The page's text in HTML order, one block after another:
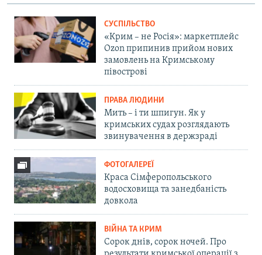
СУСПІЛЬСТВО
«Крим – не Росія»: маркетплейс
Ozon припинив прийом нових
замовлень на Кримському
півострові
ПРАВА ЛЮДИНИ
Мить – і ти шпигун. Як у
кримських судах розглядають
звинувачення в держзраді
ФОТОГАЛЕРЕЇ
Краса Сімферопольського
водосховища та занедбаність
довкола
ВІЙНА ТА КРИМ
Сорок днів, сорок ночей. Про